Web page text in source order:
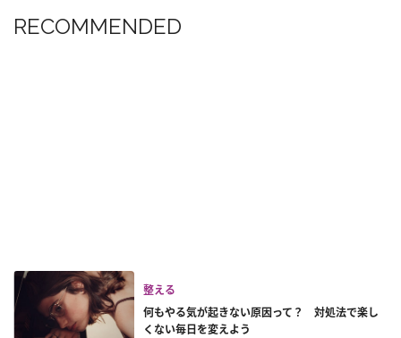
RECOMMENDED
整える
何もやる気が起きない原因って？ 対処法で楽し
くない毎日を変えよう